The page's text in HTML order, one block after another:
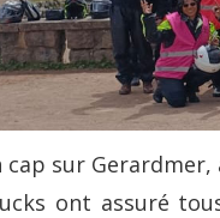
cap sur
ont assuré